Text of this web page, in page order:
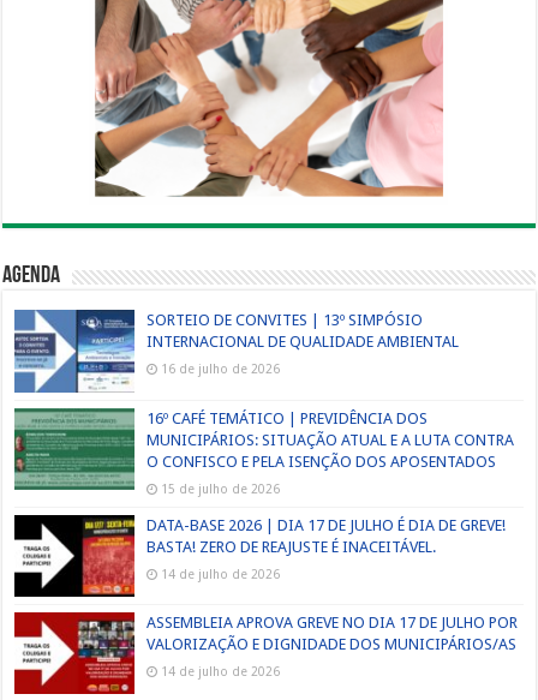
Agenda
SORTEIO DE CONVITES | 13º SIMPÓSIO
INTERNACIONAL DE QUALIDADE AMBIENTAL
16 de julho de 2026
16º CAFÉ TEMÁTICO | PREVIDÊNCIA DOS
MUNICIPÁRIOS: SITUAÇÃO ATUAL E A LUTA CONTRA
O CONFISCO E PELA ISENÇÃO DOS APOSENTADOS
15 de julho de 2026
DATA-BASE 2026 | DIA 17 DE JULHO É DIA DE GREVE!
BASTA! ZERO DE REAJUSTE É INACEITÁVEL.
14 de julho de 2026
ASSEMBLEIA APROVA GREVE NO DIA 17 DE JULHO POR
VALORIZAÇÃO E DIGNIDADE DOS MUNICIPÁRIOS/AS
14 de julho de 2026